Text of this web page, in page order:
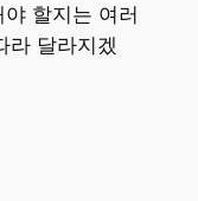
할지는 여러
라 달라지겠